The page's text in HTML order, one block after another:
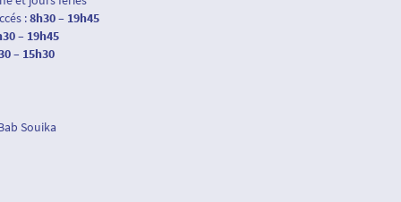
:8h30 – 19h45
– 19h45
– 15h30
Souika